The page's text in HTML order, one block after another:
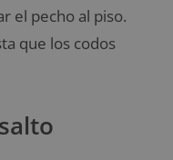
el pecho al piso.
que los codos